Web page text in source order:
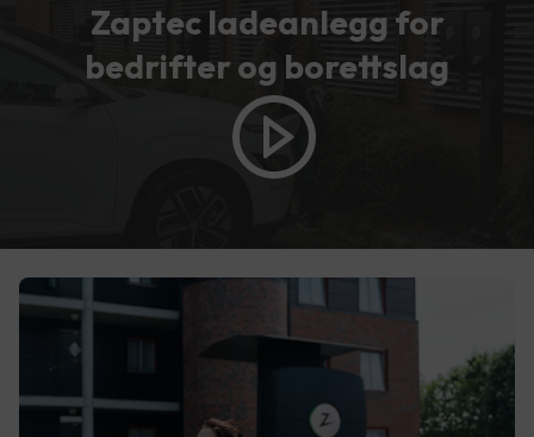
Zaptec ladeanlegg for
bedrifter og borettslag